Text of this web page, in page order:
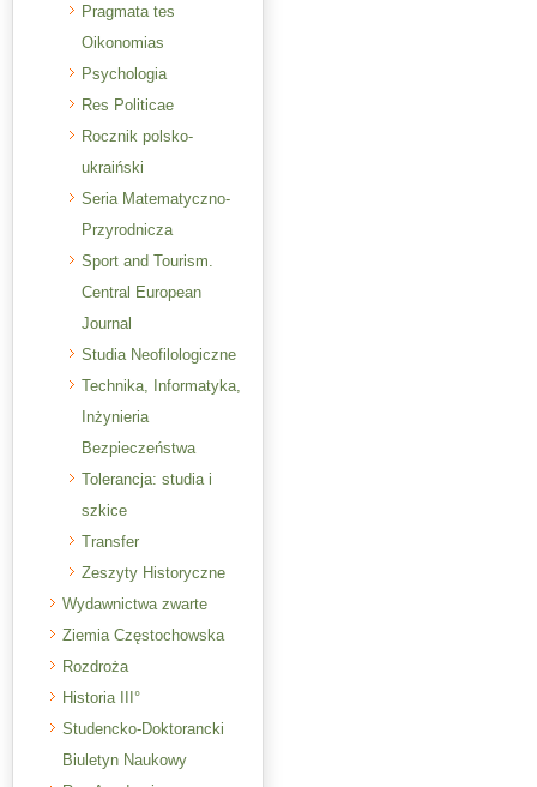
Pragmata tes
Oikonomias
Psychologia
Res Politicae
Rocznik polsko-
ukraiński
Seria Matematyczno-
Przyrodnicza
Sport and Tourism.
Central European
Journal
Studia Neofilologiczne
Technika, Informatyka,
Inżynieria
Bezpieczeństwa
Tolerancja: studia i
szkice
Transfer
Zeszyty Historyczne
Wydawnictwa zwarte
Ziemia Częstochowska
Rozdroża
Historia III°
Studencko-Doktorancki
Biuletyn Naukowy